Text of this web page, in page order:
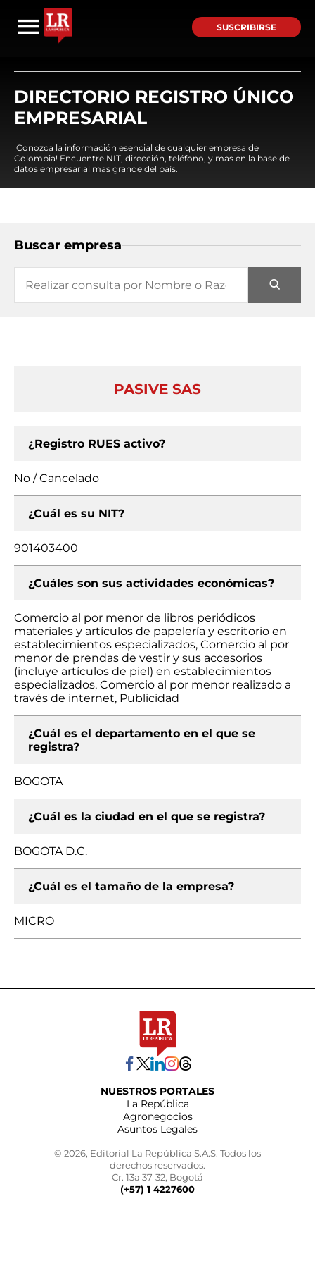
SUSCRIBIRSE
DIRECTORIO REGISTRO ÚNICO
EMPRESARIAL
¡Conozca la información esencial de cualquier empresa de
Colombia! Encuentre NIT, dirección, teléfono, y mas en la base de
datos empresarial mas grande del país.
Buscar empresa
PASIVE SAS
¿Registro RUES activo?
No / Cancelado
¿Cuál es su NIT?
901403400
¿Cuáles son sus actividades económicas?
Comercio al por menor de libros periódicos
materiales y artículos de papelería y escritorio en
establecimientos especializados, Comercio al por
menor de prendas de vestir y sus accesorios
(incluye artículos de piel) en establecimientos
especializados, Comercio al por menor realizado a
través de internet, Publicidad
¿Cuál es el departamento en el que se
registra?
BOGOTA
¿Cuál es la ciudad en el que se registra?
BOGOTA D.C.
¿Cuál es el tamaño de la empresa?
MICRO
NUESTROS PORTALES
La República
Agronegocios
Asuntos Legales
© 2026, Editorial La República S.A.S. Todos los
derechos reservados.
Cr. 13a 37-32, Bogotá
(+57) 1 4227600